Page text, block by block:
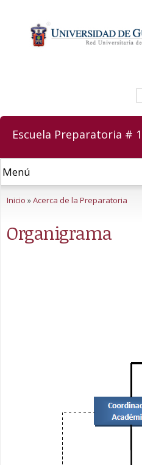
principal
Escuela Preparatoria #
Inicio »Acerca de la Preparatoria
Organigrama